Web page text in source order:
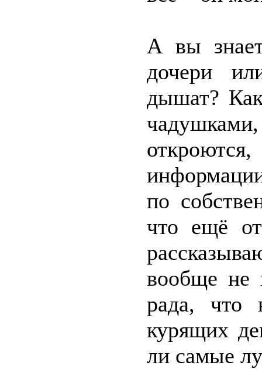
А вы
дочери
дышат?
по
что ещё
вообще не
рада, что
курящих
ли самые